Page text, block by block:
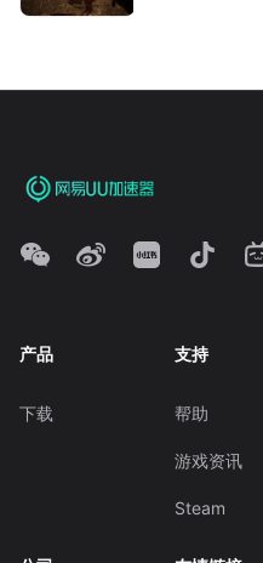
产品
下载
支持
帮助
游戏资讯
Steam